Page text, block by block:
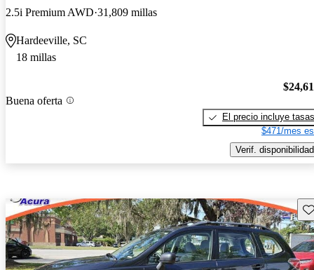
2.5i Premium AWD 31,809 millas
Hardeeville, SC
18 millas
Buena oferta
El precio incluye tasas
$471/mes
Verif. disponibilidad